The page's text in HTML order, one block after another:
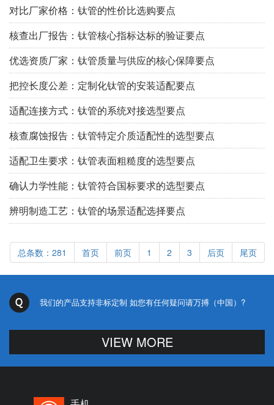
对比厂家价格：钛管的性价比选购要点
核查出厂报告：钛管核心指标达标的验证要点
优选资质厂家：钛管质量与供应的核心保障要点
把控长度公差：定制化钛管的安装适配要点
适配连接方式：钛管的系统对接选型要点
核查腐蚀报告：钛管特定介质适配性的选型要点
适配卫生要求：钛管表面粗糙度的选型要点
确认力学性能：钛管符合国标要求的选型要点
辨明制造工艺：钛管的场景适配选择要点
总条数：281 首页 前页 1 2 3 后页 尾页
我们的产品支持非标定制 如您有任何疑问请万搏（中国）?
VIEW MORE